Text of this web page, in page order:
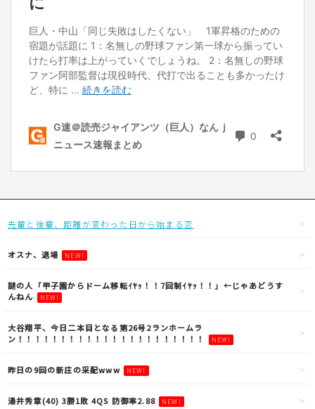
先輩と後輩、距離が変わった日から始まる恋
オスナ、退場 NEW!
謎の人「甲子園からドーム移転ｲﾔｯ！！7回制ｲﾔｯ！！」←じゃあどうす
んねん
NEW!
大谷翔平、今日二本目となる第26号2ランホームラ
ン！！！！！！！！！！！！！！！！！！！！！！
NEW!
昨日の9回の新庄の采配www NEW!
涌井秀章(40) 3勝1敗 4QS 防御率2.88 NEW!